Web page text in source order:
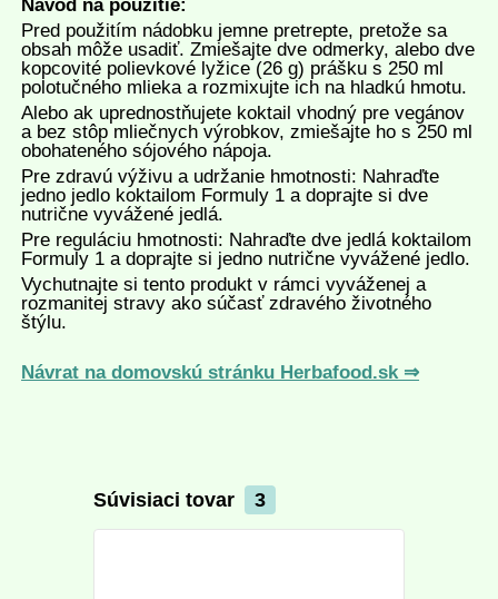
Návod na použitie:
Pred použitím nádobku jemne pretrepte, pretože sa
obsah môže usadiť. Zmiešajte dve odmerky, alebo dve
kopcovité polievkové lyžice (26 g) prášku s 250 ml
polotučného mlieka a rozmixujte ich na hladkú hmotu.
Alebo ak uprednostňujete koktail vhodný pre vegánov
a bez stôp mliečnych výrobkov, zmiešajte ho s 250 ml
obohateného sójového nápoja.
Pre zdravú výživu a udržanie hmotnosti: Nahraďte
jedno jedlo koktailom Formuly 1 a doprajte si dve
nutrične vyvážené jedlá.
Pre reguláciu hmotnosti: Nahraďte dve jedlá koktailom
Formuly 1 a doprajte si jedno nutrične vyvážené jedlo.
Vychutnajte si tento produkt v rámci vyváženej a
rozmanitej stravy ako súčasť zdravého životného
štýlu.
Návrat na domovskú stránku Herbafood.sk ⇒
Súvisiaci tovar 3